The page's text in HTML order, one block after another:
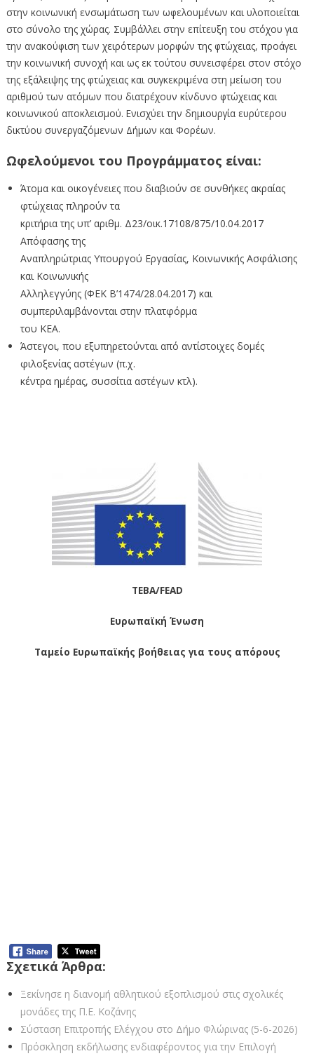
στην κοινωνική ενσωμάτωση των ωφελουμένων και υλοποιείται
στο σύνολο της χώρας. Συμβάλλει στην επίτευξη του στόχου για
την ανακούφιση των χειρότερων μορφών της φτώχειας, προάγει
την κοινωνική συνοχή και ως εκ τούτου συνεισφέρει στον στόχο
της εξάλειψης της φτώχειας και συγκεκριμένα στη μείωση του
αριθμού των ατόμων που διατρέχουν κίνδυνο φτώχειας και
κοινωνικού αποκλεισμού. Ενισχύει την δημιουργία ευρύτερου
δικτύου συνεργαζόμενων Δήμων και Φορέων.
Ωφελούμενοι του Προγράμματος είναι:
Άτομα και οικογένειες που διαβιούν σε συνθήκες ακραίας
φτώχειας πληρούν τα
κριτήρια της υπ’ αριθμ. Δ23/οικ.17108/875/10.04.2017
Απόφασης της
Αναπληρώτριας Υπουργού Εργασίας, Κοινωνικής Ασφάλισης
και Κοινωνικής
Αλληλεγγύης (ΦΕΚ Β’1474/28.04.2017) και
συμπεριλαμβάνονται στην πλατφόρμα
του ΚΕΑ.
Άστεγοι, που εξυπηρετούνται από αντίστοιχες δομές
φιλοξενίας αστέγων (π.χ.
κέντρα ημέρας, συσσίτια αστέγων κτλ).
ΤΕΒΑ/FEAD
Ευρωπαϊκή Ένωση
Ταμείο Ευρωπαϊκής βοήθειας για τους απόρους
Σχετικά Άρθρα:
Ξεκίνησε η διανομή αθλητικού εξοπλισμού στις σχολικές
μονάδες της Π.Ε. Κοζάνης
Σύσταση Επιτροπής Ελέγχου στο Δήμο Φλώρινας (5-6-2026)
Πρόσκληση εκδήλωσης ενδιαφέροντος για την Επιλογή